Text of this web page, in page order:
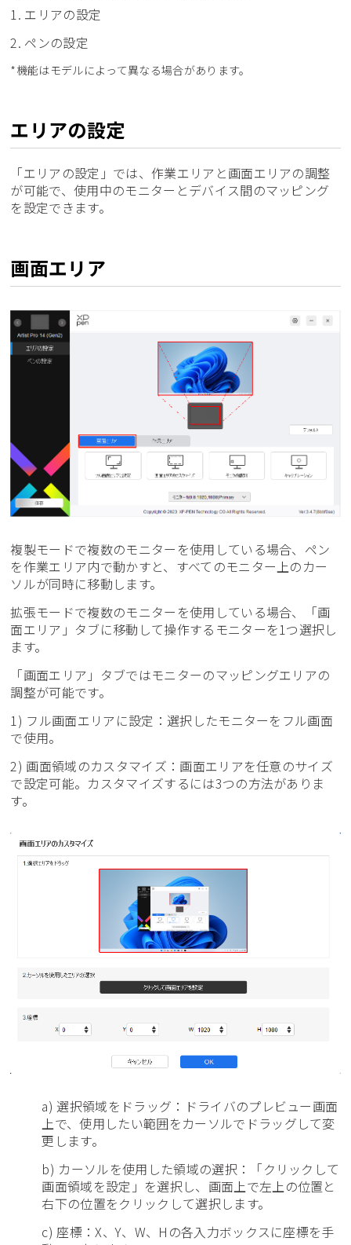
1. エリアの設定
2. ペンの設定
*機能はモデルによって異なる場合があります。
エリアの設定
「エリアの設定」では、作業エリアと画面エリアの調整
が可能で、使用中のモニターとデバイス間のマッピング
を設定できます。
画面エリア
複製モードで複数のモニターを使用している場合、ペン
を作業エリア内で動かすと、すべてのモニター上のカー
ソルが同時に移動します。
拡張モードで複数のモニターを使用している場合、「画
面エリア」タブに移動して操作するモニターを1つ選択し
ます。
「画面エリア」タブではモニターのマッピングエリアの
調整が可能です。
1) フル画面エリアに設定：選択したモニターをフル画面
で使用。
2) 画面領域のカスタマイズ：画面エリアを任意のサイズ
で設定可能。カスタマイズするには3つの方法がありま
す。
a) 選択領域をドラッグ：ドライバのプレビュー画面
上で、使用したい範囲をカーソルでドラッグして変
更します。
b) カーソルを使用した領域の選択：「クリックして
画面領域を設定」を選択し、画面上で左上の位置と
右下の位置をクリックして選択します。
c) 座標：X、Y、W、Hの各入力ボックスに座標を手